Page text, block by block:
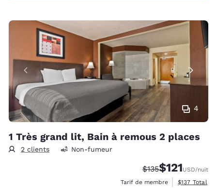
4
1 Très grand lit, Bain à remous 2 places
2 clients Non-fumeur
Tarif barré :
$135Tarif réduit :
$121USD/nuit
Tarif de membre
Afficher les
$137 Total